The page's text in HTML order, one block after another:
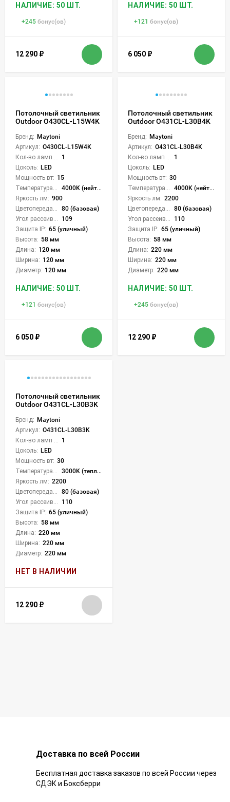
НАЛИЧИЕ: 50 ШТ.
+245 бонус(ов)
12 290 ₽
НАЛИЧИЕ: 50 ШТ.
+121 бонус(ов)
6 050 ₽
Потолочный светильник
Outdoor O430CL-L15W4K
Бренд: Maytoni
Артикул: O430CL-L15W4K
1
Цоколь: LED
Мощность вт: 15
4000K (нейтральный)
Яркость лм: 900
80 (базовая)
109
Защита IP: 65 (уличный)
Высота: 58 мм
Длина: 120 мм
Ширина: 120 мм
Диаметр: 120 мм
НАЛИЧИЕ: 50 ШТ.
+121 бонус(ов)
6 050 ₽
Потолочный светильник
Outdoor O431CL-L30B4K
Бренд: Maytoni
Артикул: O431CL-L30B4K
1
Цоколь: LED
Мощность вт: 30
4000K (нейтральный)
Яркость лм: 2200
80 (базовая)
110
Защита IP: 65 (уличный)
Высота: 58 мм
Длина: 220 мм
Ширина: 220 мм
Диаметр: 220 мм
НАЛИЧИЕ: 50 ШТ.
+245 бонус(ов)
12 290 ₽
Потолочный светильник
Outdoor O431CL-L30B3K
Бренд: Maytoni
Артикул: O431CL-L30B3K
1
Цоколь: LED
Мощность вт: 30
3000K (теплый)
Яркость лм: 2200
80 (базовая)
110
Защита IP: 65 (уличный)
Высота: 58 мм
Длина: 220 мм
Ширина: 220 мм
Диаметр: 220 мм
НЕТ В НАЛИЧИИ
12 290 ₽
Доставка по всей России
Бесплатная доставка заказов по всей России через
СДЭК и Боксберри